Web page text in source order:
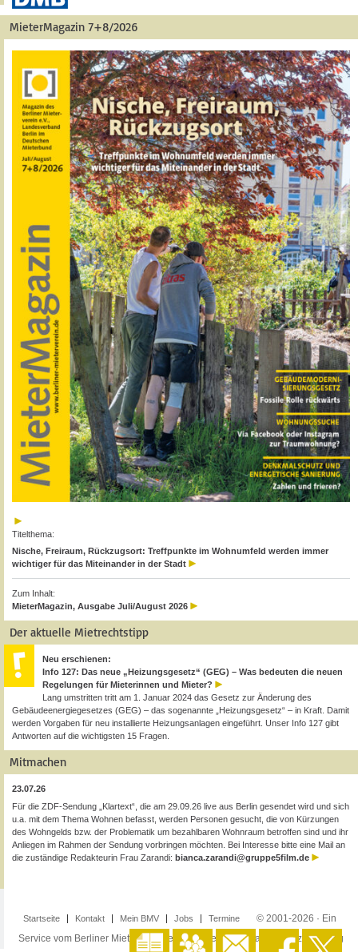
MieterMagazin 7+8/2026
Titelthema:
Nische, Freiraum, Rückzugsort: Treffpunkte im Wohnumfeld werden immer
wichtiger für das Miteinander in der Stadt
Zum Inhalt:
MieterMagazin, Ausgabe Juli/August 2026
Der aktuelle Mietrechtstipp
Neu erschienen:
Info 127: Das neue „Heizungsgesetz“ (GEG) – Was bedeuten die neuen
Regelungen für Mieterinnen und Mieter?
Lang umstritten tritt am 1. Januar 2024 das Gesetz zur Änderung des
Gebäudeenergiegesetzes (GEG) – das sogenannte „Heizungsgesetz“ – in Kraft. Damit
werden Vorgaben für neu installierte Heizungsanlagen eingeführt. Unser Info 127 gibt
Antworten auf die wichtigsten 15 Fragen.
Mitmachen
23.07.26
Für die ZDF-Sendung „Klartext“, die am 29.09.26 live aus Berlin gesendet wird und sich
u.a. mit dem Thema Wohnen befasst, werden Personen gesucht, die von Kürzungen
des Wohngelds bzw. der Problematik um bezahlbaren Wohnraum betroffen sind und ihr
Anliegen im Rahmen der Sendung vorbringen möchten. Bei Interesse bitte eine Mail an
die zuständige Redakteurin Frau Zarandi: bianca.zarandi@gruppe5film.de
Startseite Kontakt Mein BMV Jobs Termine
© 2001-2026 · Ein
Service vom Berliner Mieterverein e.V. ·Impressum·Datenschutzerklärung